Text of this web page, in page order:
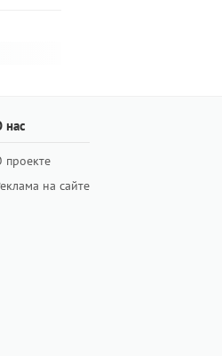
нас
проекте
на сайте